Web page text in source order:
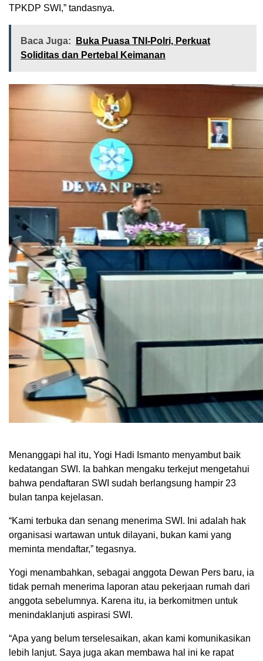
TPKDP SWI,” tandasnya.
Baca Juga:
Buka Puasa TNI-Polri, Perkuat
Soliditas dan Pertebal Keimanan
Menanggapi hal itu, Yogi Hadi Ismanto menyambut baik
kedatangan SWI. Ia bahkan mengaku terkejut mengetahui
bahwa pendaftaran SWI sudah berlangsung hampir 23
bulan tanpa kejelasan.
“Kami terbuka dan senang menerima SWI. Ini adalah hak
organisasi wartawan untuk dilayani, bukan kami yang
meminta mendaftar,” tegasnya.
Yogi menambahkan, sebagai anggota Dewan Pers baru, ia
tidak pernah menerima laporan atau pekerjaan rumah dari
anggota sebelumnya. Karena itu, ia berkomitmen untuk
menindaklanjuti aspirasi SWI.
“Apa yang belum terselesaikan, akan kami komunikasikan
lebih lanjut. Saya juga akan membawa hal ini ke rapat